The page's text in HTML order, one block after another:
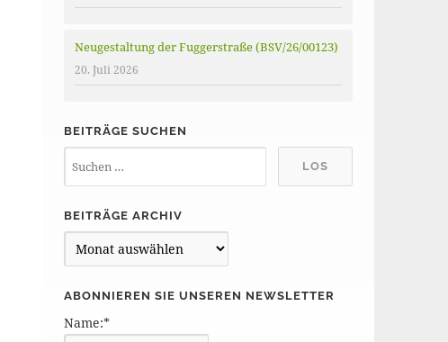
Neugestaltung der Fuggerstraße (BSV/26/00123)
20. Juli 2026
BEITRÄGE SUCHEN
BEITRÄGE ARCHIV
e
r
ABONNIEREN SIE UNSEREN NEWSLETTER
Name:*